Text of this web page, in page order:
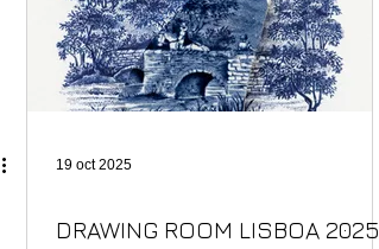
19 oct 2025
DRAWING ROOM LISBOA 2025